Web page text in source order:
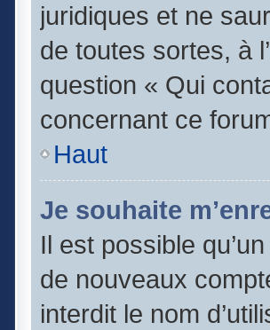
juridiques et ne
de toutes sortes, à
question « Qui
concernant ce
Haut
Je souhaite
Il est possible
de nouveaux
interdit le nom